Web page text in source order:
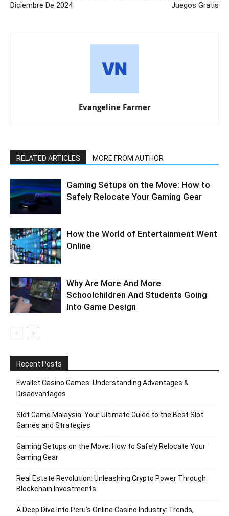
Diciembre De 2024
Juegos Gratis
Evangeline Farmer
RELATED ARTICLES MORE FROM AUTHOR
Gaming Setups on the Move: How to
Safely Relocate Your Gaming Gear
How the World of Entertainment Went
Online
Why Are More And More
Schoolchildren And Students Going
Into Game Design
Recent Posts
Ewallet Casino Games: Understanding Advantages &
Disadvantages
Slot Game Malaysia: Your Ultimate Guide to the Best Slot
Games and Strategies
Gaming Setups on the Move: How to Safely Relocate Your
Gaming Gear
Real Estate Revolution: Unleashing Crypto Power Through
Blockchain Investments
A Deep Dive Into Peru’s Online Casino Industry: Trends,